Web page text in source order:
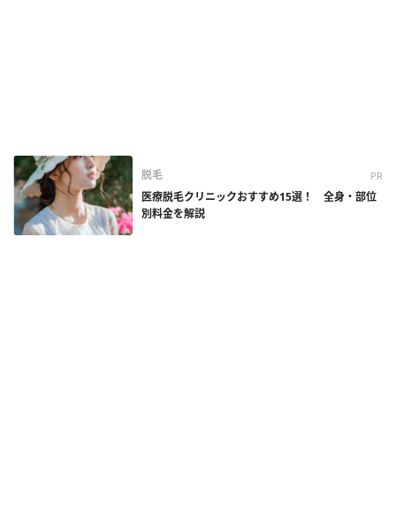
脱毛 PR
医療脱毛クリニックおすすめ15選！ 全身・部位
別料金を解説